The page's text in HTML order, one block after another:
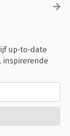
up-to-date
inspirerende